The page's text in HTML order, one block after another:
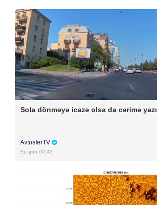
Sola dönməyə icazə olsa da cərimə
AvtosferTV
Bu gün 07:43